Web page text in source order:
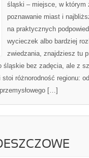
śląski – miejsce, w którym
poznawanie miast i
na praktycznych
wycieczek albo bardziej
zwiedzania, znajdziesz tu
śląskie bez zadęcia, ale z
różnorodność regionu:
[…]